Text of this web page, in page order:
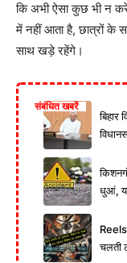
कि अभी ऐसा कुछ भी न
में नहीं आता है, छात्रों के
साथ खड़े रहेंगे।
संबंधित खबरें
धुआं,
चलती